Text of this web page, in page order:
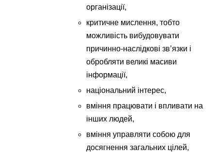
організації,
критичне мислення, тобто
можливість вибудовувати
причинно-наслідкові зв’язки і
обробляти великі масиви
інформації,
національний інтерес,
вміння працювати і впливати на
інших людей,
вміння управляти собою для
досягнення загальних цілей,